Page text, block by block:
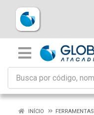
INÍCIO
FERRAMENTAS